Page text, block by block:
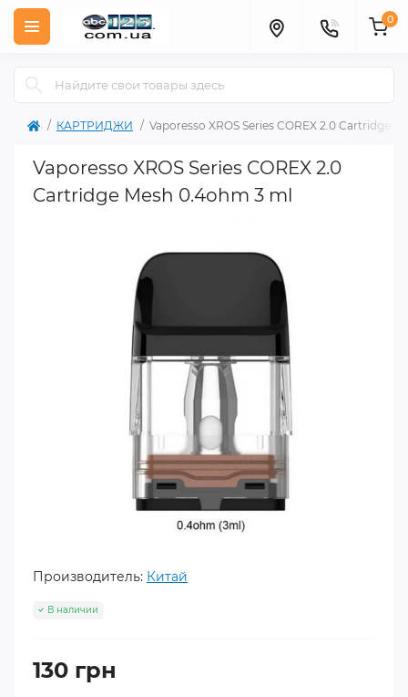
0
КАРТРИДЖИ Vaporesso XROS Series COREX 2.0 Cartridge
Vaporesso XROS Series COREX 2.0
Cartridge Mesh 0.4ohm 3 ml
Производитель: Китай
В наличии
130 грн